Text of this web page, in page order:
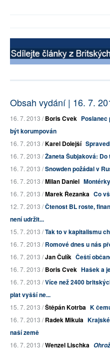
Obsah vydání | 16. 7.
16. 7. 2013 /Boris Cvek Poslanec
být korumpován
16. 7. 2013 /Karel Dolejší
16. 7. 2013 /Žaneta Šubjaková:
16. 7. 2013 /Snowden požádal v
16. 7. 2013 /Milan Daniel Montérky
16. 7. 2013 /Marek Řezanka Co
12. 7. 2013 /Čtenost BL roste,
není udržit...
15. 7. 2013 /Tak to v kapitalismu
16. 7. 2013 /Romové dnes u nás
16. 7. 2013 /Jan Čulík Čeští
16. 7. 2013 /Boris Cvek Hašek a
16. 7. 2013 /Více než 2400
plat vyšší ne...
15. 7. 2013 /Štěpán Kotrba K
16. 7. 2013 /Radek Mikula
naší země
16. 7. 2013 /Wenzel Lischka